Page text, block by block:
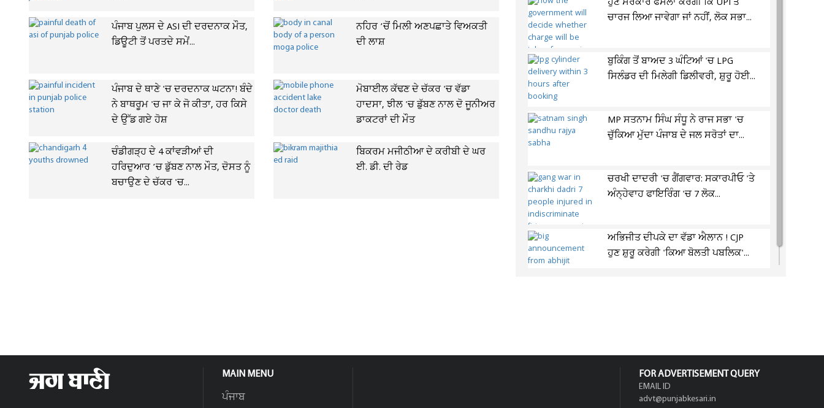
ਪੰਜਾਬ ਪੁਲਸ ਦੇ ASI ਦੀ ਦਰਦਨਾਕ ਮੌਤ,
ਡਿਊਟੀ ਤੋਂ ਪਰਤਦੇ ਸਮੇਂ...
ਨਹਿਰ ’ਚੋਂ ਮਿਲੀ ਅਣਪਛਾਤੇ ਵਿਅਕਤੀ
ਦੀ ਲਾਸ਼
ਪੰਜਾਬ ਦੇ ਥਾਣੇ 'ਚ ਦਰਦਨਾਕ ਘਟਨਾ! ਬੰਦੇ
ਨੇ ਬਾਥਰੂਮ 'ਚ ਜਾ ਕੇ ਜੋ ਕੀਤਾ, ਹਰ ਕਿਸੇ
ਦੇ ਉੱਡ ਗਏ ਹੋਸ਼
ਮੋਬਾਈਲ ਕੱਢਣ ਦੇ ਚੱਕਰ 'ਚ ਵੱਡਾ
ਹਾਦਸਾ, ਝੀਲ 'ਚ ਡੁੱਬਣ ਨਾਲ ਦੋ ਜੂਨੀਅਰ
ਡਾਕਟਰਾਂ ਦੀ ਮੌਤ
ਚੰਡੀਗੜ੍ਹ ਦੇ 4 ਕਾਂਵੜੀਆਂ ਦੀ
ਹਰਿਦੁਆਰ ’ਚ ਡੁੱਬਣ ਨਾਲ ਮੌਤ, ਦੋਸਤ ਨੂੰ
ਬਚਾਉਣ ਦੇ ਚੱਕਰ 'ਚ...
ਬਿਕਰਮ ਮਜੀਠੀਆ ਦੇ ਕਰੀਬੀ ਦੇ ਘਰ
ਈ. ਡੀ. ਦੀ ਰੇਡ
ਚਾਰਜ ਲਿਆ ਜਾਵੇਗਾ ਜਾਂ ਨਹੀਂ, ਲੋਕ ਸਭਾ...
ਬੁਕਿੰਗ ਤੋਂ ਬਾਅਦ 3 ਘੰਟਿਆਂ 'ਚ LPG
ਸਿਲੰਡਰ ਦੀ ਮਿਲੇਗੀ ਡਿਲੀਵਰੀ, ਸ਼ੁਰੂ ਹੋਈ...
MP ਸਤਨਾਮ ਸਿੰਘ ਸੰਧੂ ਨੇ ਰਾਜ ਸਭਾ 'ਚ
ਚੁੱਕਿਆ ਮੁੱਦਾ ਪੰਜਾਬ ਦੇ ਜਲ ਸਰੋਤਾਂ ਦਾ...
ਚਰਖੀ ਦਾਦਰੀ 'ਚ ਗੈਂਗਵਾਰ: ਸਕਾਰਪੀਓ 'ਤੇ
ਅੰਨ੍ਹੇਵਾਹ ਫਾਇਰਿੰਗ 'ਚ 7 ਲੋਕ...
ਅਭਿਜੀਤ ਦੀਪਕੇ ਦਾ ਵੱਡਾ ਐਲਾਨ ! CJP
ਹੁਣ ਸ਼ੁਰੂ ਕਰੇਗੀ 'ਕਿਆ ਬੋਲਤੀ ਪਬਲਿਕ'...
MAIN MENU
ਪੰਜਾਬ
FOR ADVERTISEMENT QUERY
EMAIL ID
advt@punjabkesari.in